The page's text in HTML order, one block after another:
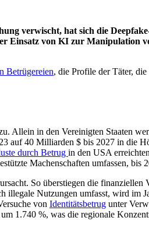
verwischt, hat sich die
Einsatz von KI zur Manipulation
Betrügereien, die Profile der Täter,
Allein in den Vereinigten Staaten
auf 40 Milliarden $ bis 2027 in die
durch Betrug in den USA
Machenschaften umfassen, bis
So überstiegen die
illegale Nutzungen umfasst, wird im
von Identitätsbetrug unter
1.740 %, was die regionale